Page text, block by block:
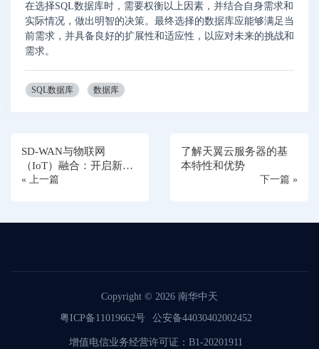
在选择SQL数据库时，需要权衡以上因素，并结合自身需求和
实际情况，做出明智的决策。最终选择的数据库应能够满足当
前需求，并具备良好的扩展性和适应性，以应对未来的挑战和
需求。
SQL数据库 数据库
SD-WAN与物联网
（IoT）融合：开启新时
代的网络连接
« 上一篇
了解天翼云服务器的基
本特性和优势
下一篇 »
Copyright © 2026 南华中天
粤ICP备11019662号
公安备44030402002452
增值电信业务经营许可证：B1-20201911